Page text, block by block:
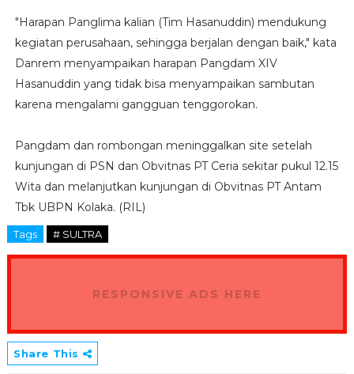
"Harapan Panglima kalian (Tim Hasanuddin) mendukung
kegiatan perusahaan, sehingga berjalan dengan baik," kata
Danrem menyampaikan harapan Pangdam XIV
Hasanuddin yang tidak bisa menyampaikan sambutan
karena mengalami gangguan tenggorokan.
Pangdam dan rombongan meninggalkan site setelah
kunjungan di PSN dan Obvitnas PT Ceria sekitar pukul 12.15
Wita dan melanjutkan kunjungan di Obvitnas PT Antam
Tbk UBPN Kolaka. (RIL)
Tags # SULTRA
RESPONSIVE ADS HERE
Share This